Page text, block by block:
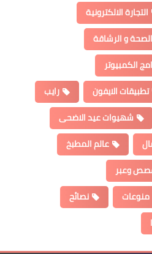
التجارة الالكترونية
الصحة و الرشاقة
الكمبيوتر
تطبيقات الايفون
رايب
شهيوات عيد الاضحى
عالم المطبخ
وعبر
منوعات
نصائح